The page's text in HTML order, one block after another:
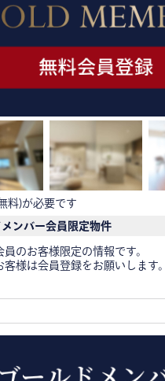
料)が必要です
ンバー会員限定物件
員のお客様限定の情報です。
客様は会員登録をお願いします。